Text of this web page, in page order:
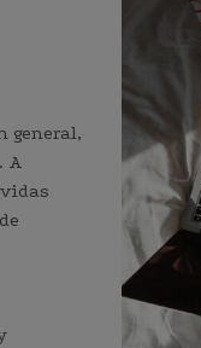
general,
A